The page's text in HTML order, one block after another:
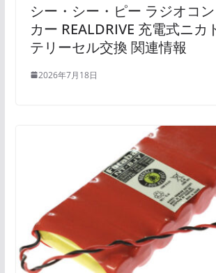
シー・シー・ピー ラジオコ
カー REALDRIVE 充電式ニカ
テリーセル交換 関連情報
2026年7月18日